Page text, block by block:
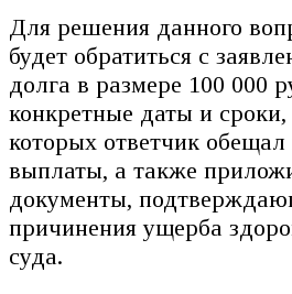
Для решения данного
будет обратиться с
долга в размере 100 000
конкретные даты и сроки,
которых ответчик обещал
выплаты, а также
документы,
причинения ущерба
суда.